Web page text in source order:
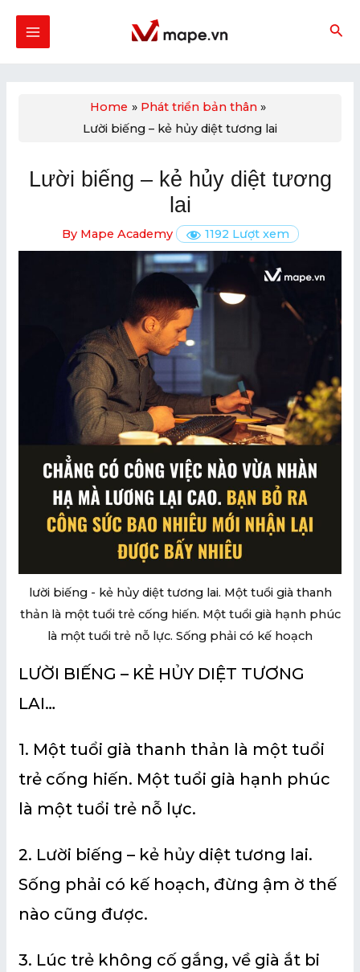
content
MAIN
MENU
Home
Phát triển bản thân
Lười biếng – kẻ hủy diệt tương lai
Lười biếng – kẻ hủy diệt tương
lai
By Mape Academy 1192 Lượt xem
lười biếng - kẻ hủy diệt tương lai. Một tuổi già thanh
thản là một tuổi trẻ cống hiến. Một tuổi già hạnh phúc
là một tuổi trẻ nỗ lực. Sống phải có kế hoạch
LƯỜI BIẾNG – KẺ HỦY DIỆT TƯƠNG
LAI…
1. Một tuổi già thanh thản là một tuổi
trẻ cống hiến. Một tuổi già hạnh phúc
là một tuổi trẻ nỗ lực.
2. Lười biếng – kẻ hủy diệt tương lai.
Sống phải có kế hoạch, đừng ậm ờ thế
nào cũng được.
3. Lúc trẻ không cố gắng, về già ắt bi
navigation